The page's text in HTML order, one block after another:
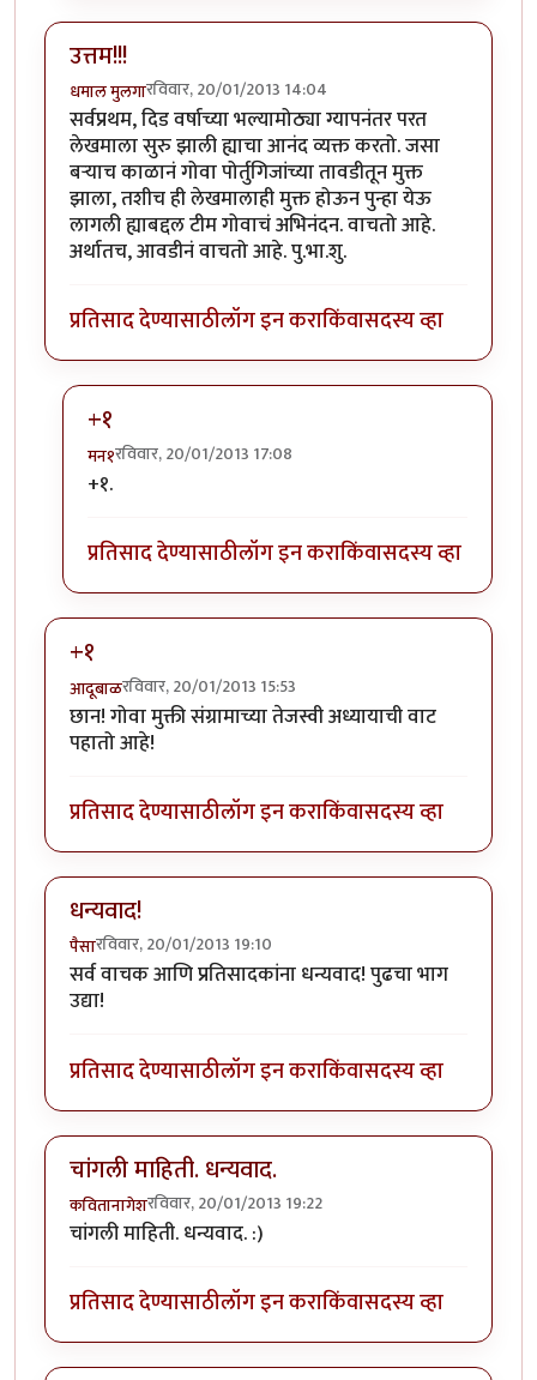
उत्तम!!!
धमाल मुलगारविवार, 20/01/2013 14:04
सर्वप्रथम, दिड वर्षाच्या भल्यामोठ्या ग्यापनंतर परत
लेखमाला सुरु झाली ह्याचा आनंद व्यक्त करतो. जसा
बर्‍याच काळानं गोवा पोर्तुगिजांच्या तावडीतून मुक्त
झाला, तशीच ही लेखमालाही मुक्त होऊन पुन्हा येऊ
लागली ह्याबद्दल टीम गोवाचं अभिनंदन. वाचतो आहे.
अर्थातच, आवडीनं वाचतो आहे. पु.भा.शु.
प्रतिसाद देण्यासाठीलॉग इन कराकिंवासदस्य व्हा
+१
मन१रविवार, 20/01/2013 17:08
In reply to
+१.
प्रतिसाद देण्यासाठीलॉग इन कराकिंवासदस्य व्हा
+१
आदूबाळरविवार, 20/01/2013 15:53
छान! गोवा मुक्ती संग्रामाच्या तेजस्वी अध्यायाची वाट
पहातो आहे!
प्रतिसाद देण्यासाठीलॉग इन कराकिंवासदस्य व्हा
धन्यवाद!
पैसारविवार, 20/01/2013 19:10
सर्व वाचक आणि प्रतिसादकांना धन्यवाद! पुढचा भाग
उद्या!
प्रतिसाद देण्यासाठीलॉग इन कराकिंवासदस्य व्हा
चांगली माहिती. धन्यवाद.
कवितानागेशरविवार, 20/01/2013 19:22
चांगली माहिती. धन्यवाद. :)
प्रतिसाद देण्यासाठीलॉग इन कराकिंवासदस्य व्हा